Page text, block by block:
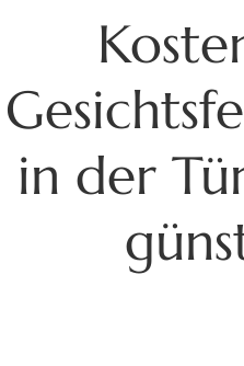
in der